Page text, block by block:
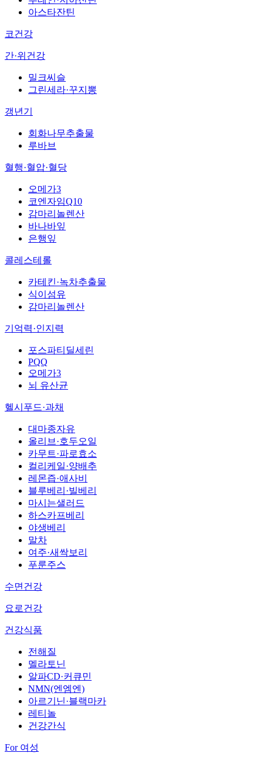
아스타잔틴
코건강
간·위건강
밀크씨슬
그린세라·꾸지뽕
갱년기
회화나무추출물
루바브
혈행·혈압·혈당
오메가3
코엔자임Q10
감마리놀렌산
바나바잎
은행잎
콜레스테롤
카테킨·녹차추출물
식이섬유
감마리놀렌산
기억력·인지력
포스파티딜세린
PQQ
오메가3
뇌 유산균
헬시푸드·과채
대마종자유
올리브·호두오일
카무트·파로효소
컬리케일·양배추
레몬즙·애사비
블루베리·빌베리
마시는샐러드
하스카프베리
야생베리
말차
여주·새싹보리
푸룬주스
수면건강
요로건강
건강식품
전해질
멜라토닌
알파CD·커큐민
NMN(엔엠엔)
아르기닌·블랙마카
레티놀
건강간식
For 여성